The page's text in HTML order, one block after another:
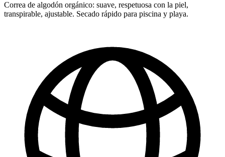
Correa de algodón orgánico: suave, respetuosa con la piel,
transpirable, ajustable. Secado rápido para piscina y playa.